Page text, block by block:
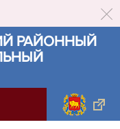
РАЙОННЫЙ